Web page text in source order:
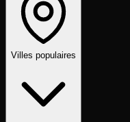
Villes populaires